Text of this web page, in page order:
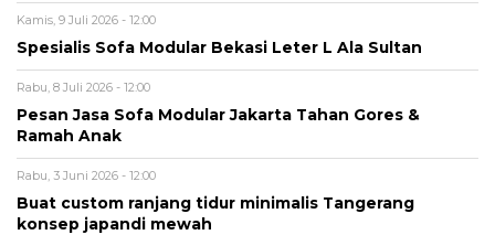
Kamis, 9 Juli 2026 - 12:00
Spesialis Sofa Modular Bekasi Leter L Ala Sultan
Rabu, 8 Juli 2026 - 12:00
Pesan Jasa Sofa Modular Jakarta Tahan Gores &
Ramah Anak
Rabu, 3 Juni 2026 - 12:00
Buat custom ranjang tidur minimalis Tangerang
konsep japandi mewah